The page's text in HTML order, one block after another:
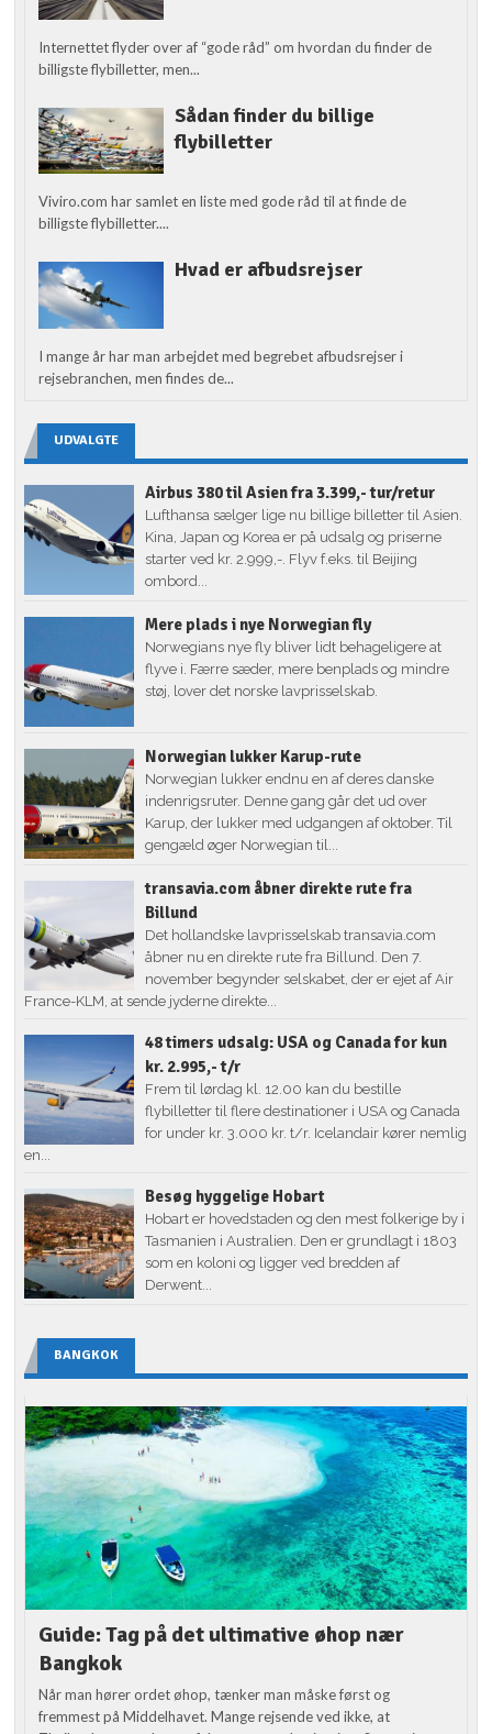
Internettet flyder over af “gode råd” om hvordan du finder de
billigste flybilletter, men...
Sådan finder du billige
flybilletter
Viviro.com har samlet en liste med gode råd til at finde de
billigste flybilletter....
Hvad er afbudsrejser
I mange år har man arbejdet med begrebet afbudsrejser i
rejsebranchen, men findes de...
UDVALGTE
Airbus 380 til Asien fra 3.399,- tur/retur
Lufthansa sælger lige nu billige billetter til Asien.
Kina, Japan og Korea er på udsalg og priserne
starter ved kr. 2.999,-. Flyv f.eks. til Beijing
ombord...
Mere plads i nye Norwegian fly
Norwegians nye fly bliver lidt behageligere at
flyve i. Færre sæder, mere benplads og mindre
støj, lover det norske lavprisselskab.
Norwegian lukker Karup-rute
Norwegian lukker endnu en af deres danske
indenrigsruter. Denne gang går det ud over
Karup, der lukker med udgangen af oktober. Til
gengæld øger Norwegian til...
transavia.com åbner direkte rute fra
Billund
Det hollandske lavprisselskab transavia.com
åbner nu en direkte rute fra Billund. Den 7.
november begynder selskabet, der er ejet af Air
France-KLM, at sende jyderne direkte...
48 timers udsalg: USA og Canada for kun
kr. 2.995,- t/r
Frem til lørdag kl. 12.00 kan du bestille
flybilletter til flere destinationer i USA og Canada
for under kr. 3.000 kr. t/r. Icelandair kører nemlig
en...
Besøg hyggelige Hobart
Hobart er hovedstaden og den mest folkerige by i
Tasmanien i Australien. Den er grundlagt i 1803
som en koloni og ligger ved bredden af
Derwent...
BANGKOK
Guide: Tag på det ultimative øhop nær
Bangkok
Når man hører ordet øhop, tænker man måske først og
fremmest på Middelhavet. Mange rejsende ved ikke, at